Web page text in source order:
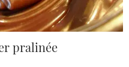
pralinée